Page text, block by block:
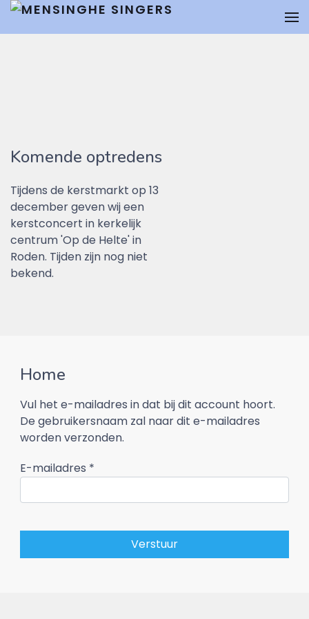
Komende optredens
Tijdens de kerstmarkt op 13
december geven wij een
kerstconcert in kerkelijk
centrum 'Op de Helte' in
Roden. Tijden zijn nog niet
bekend.
Home
Vul het e-mailadres in dat bij dit account hoort.
De gebruikersnaam zal naar dit e-mailadres
worden verzonden.
E-mailadres *
Verstuur